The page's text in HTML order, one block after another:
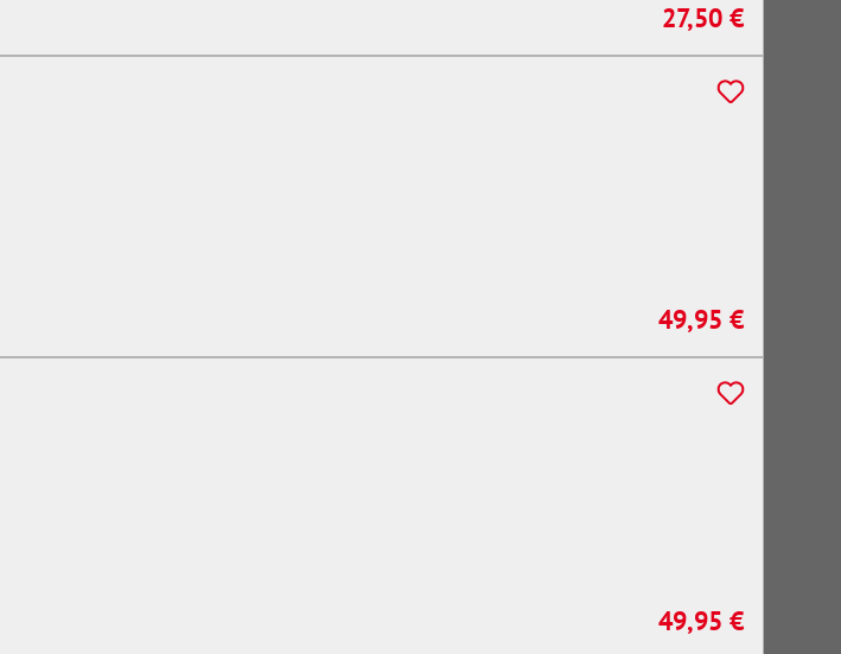
Regulärer Preis:
27,50 €
Regulärer Preis:
49,95 €
Regulärer Preis:
49,95 €